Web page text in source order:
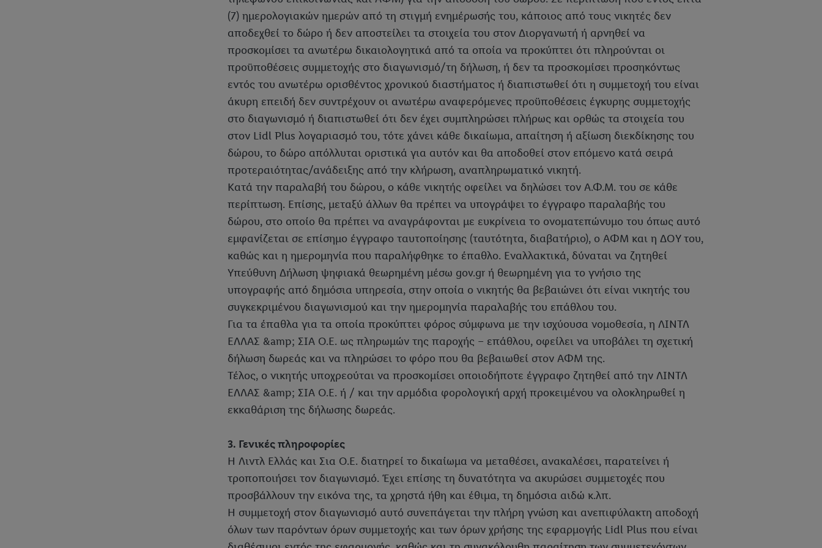
(7) ημερολογιακών ημερών από τη στιγμή ενημέρωσής του, κάποιος από τους νικητές δεν
αποδεχθεί το δώρο ή δεν αποστείλει τα στοιχεία του στον Διοργανωτή ή αρνηθεί να
προσκομίσει τα ανωτέρω δικαιολογητικά από τα οποία να προκύπτει ότι πληρούνται οι
προϋποθέσεις συμμετοχής στο διαγωνισμό/τη δήλωση, ή δεν τα προσκομίσει προσηκόντως
εντός του ανωτέρω ορισθέντος χρονικού διαστήματος ή διαπιστωθεί ότι η συμμετοχή του είναι
άκυρη επειδή δεν συντρέχουν οι ανωτέρω αναφερόμενες προϋποθέσεις έγκυρης συμμετοχής
στο διαγωνισμό ή διαπιστωθεί ότι δεν έχει συμπληρώσει πλήρως και ορθώς τα στοιχεία του
στον Lidl Plus λογαριασμό του, τότε χάνει κάθε δικαίωμα, απαίτηση ή αξίωση διεκδίκησης του
δώρου, το δώρο απόλλυται οριστικά για αυτόν και θα αποδοθεί στον επόμενο κατά σειρά
προτεραιότητας/ανάδειξης από την κλήρωση, αναπληρωματικό νικητή.
Κατά την παραλαβή του δώρου, ο κάθε νικητής οφείλει να δηλώσει τον Α.Φ.Μ. του σε κάθε
περίπτωση. Επίσης, μεταξύ άλλων θα πρέπει να υπογράψει το έγγραφο παραλαβής του
δώρου, στο οποίο θα πρέπει να αναγράφονται με ευκρίνεια το ονοματεπώνυμο του όπως αυτό
εμφανίζεται σε επίσημο έγγραφο ταυτοποίησης (ταυτότητα, διαβατήριο), ο ΑΦΜ και η ΔΟΥ του,
καθώς και η ημερομηνία που παραλήφθηκε το έπαθλο. Εναλλακτικά, δύναται να ζητηθεί
Υπεύθυνη Δήλωση ψηφιακά θεωρημένη μέσω gov.gr ή θεωρημένη για το γνήσιο της
υπογραφής από δημόσια υπηρεσία, στην οποία ο νικητής θα βεβαιώνει ότι είναι νικητής του
συγκεκριμένου διαγωνισμού και την ημερομηνία παραλαβής του επάθλου του.
Για τα έπαθλα για τα οποία προκύπτει φόρος σύμφωνα με την ισχύουσα νομοθεσία, η ΛΙΝΤΛ
ΕΛΛΑΣ &amp; ΣΙΑ Ο.Ε. ως πληρωμών της παροχής – επάθλου, οφείλει να υποβάλει τη σχετική
δήλωση δωρεάς και να πληρώσει το φόρο που θα βεβαιωθεί στον ΑΦΜ της.
Τέλος, ο νικητής υποχρεούται να προσκομίσει οποιοδήποτε έγγραφο ζητηθεί από την ΛΙΝΤΛ
ΕΛΛΑΣ &amp; ΣΙΑ Ο.Ε. ή / και την αρμόδια φορολογική αρχή προκειμένου να ολοκληρωθεί η
εκκαθάριση της δήλωσης δωρεάς.
3. Γενικές πληροφορίες
Η Λιντλ Ελλάς και Σια Ο.Ε. διατηρεί το δικαίωμα να μεταθέσει, ανακαλέσει, παρατείνει ή
τροποποιήσει τον διαγωνισμό. Έχει επίσης τη δυνατότητα να ακυρώσει συμμετοχές που
προσβάλλουν την εικόνα της, τα χρηστά ήθη και έθιμα, τη δημόσια αιδώ κ.λπ.
Η συμμετοχή στον διαγωνισμό αυτό συνεπάγεται την πλήρη γνώση και ανεπιφύλακτη αποδοχή
όλων των παρόντων όρων συμμετοχής και των όρων χρήσης της εφαρμογής Lidl Plus που είναι